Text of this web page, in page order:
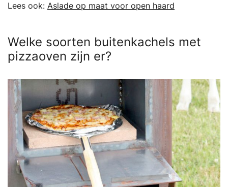
Lees ook: Aslade op maat voor open haard
Welke soorten buitenkachels met
pizzaoven zijn er?